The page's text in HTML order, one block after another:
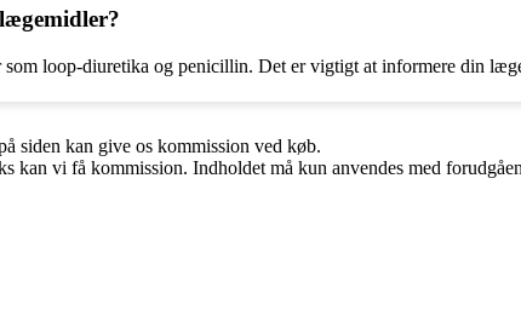
loop-diuretika og penicillin. Det er vigtigt at informere din
siden kan give os kommission ved køb.
kan vi få kommission. Indholdet må kun anvendes med